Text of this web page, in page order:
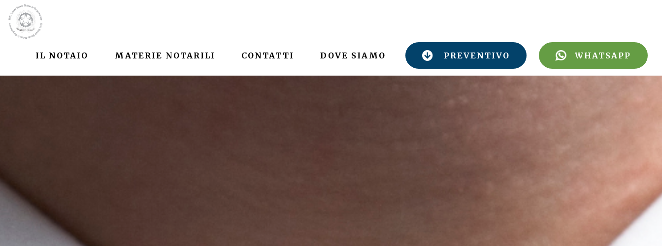
IL NOTAIO MATERIE NOTARILI CONTATTI DOVE SIAMO PREVENTIVO WHATSAPP